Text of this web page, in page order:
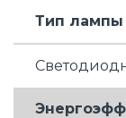
Тип лампы